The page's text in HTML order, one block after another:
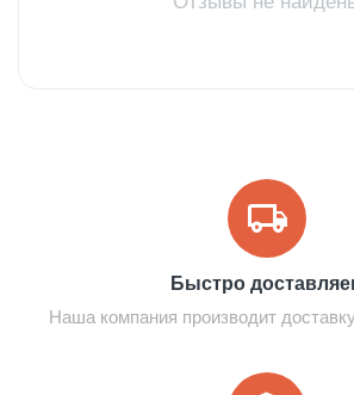
Быстро
Наша компания производит